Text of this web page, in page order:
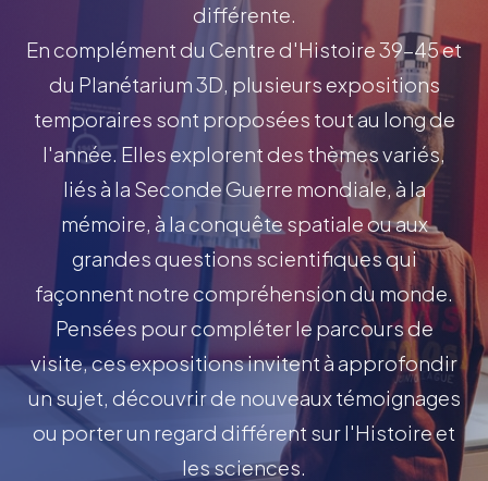
différente.
En complément du Centre d'Histoire 39-45 et
du Planétarium 3D, plusieurs expositions
temporaires sont proposées tout au long de
l'année. Elles explorent des thèmes variés,
liés à la Seconde Guerre mondiale, à la
mémoire, à la conquête spatiale ou aux
grandes questions scientifiques qui
façonnent notre compréhension du monde.
Pensées pour compléter le parcours de
visite, ces expositions invitent à approfondir
un sujet, découvrir de nouveaux témoignages
ou porter un regard différent sur l'Histoire et
les sciences.